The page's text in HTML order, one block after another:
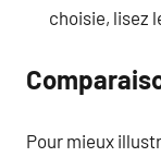
choisie, lisez
Pour mieux